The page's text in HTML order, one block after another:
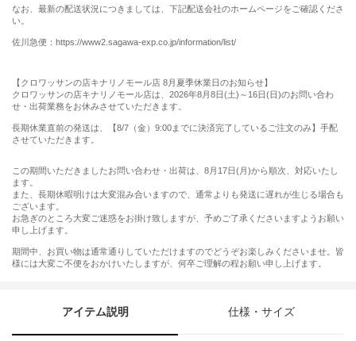
なお、最新の配送状況につきましては、下記配送会社のホームページをご確認くださ
い。
佐川急便：https://www2.sagawa-exp.co.jp/information/list/
【クロワッサンの店キナリノモール店 8月夏季休業日のお知らせ】
クロワッサンの店キナリノモール店は、2026年8月8日(土)～16日(日)のお問い合わ
せ・出荷業務をお休みさせていただきます。
長期休業直前の発送は、【8/7（金）9:00までに決済完了しているご注文のみ】手配
させていただきます。
この期間いただきましたお問い合わせ・出荷は、8月17日(月)から順次、対応いたし
ます。
また、長期休暇明けは大変混み合いますので、通常よりも発送に遅れが生じる場合も
ございます。
お急ぎのところ大変ご迷惑をお掛け致しますが、予めご了承くださいますようお願い
申し上げます。
期間中、お買い物は通常通りしていただけますのでどうぞお楽しみくださいませ。皆
様には大変ご不便をおかけいたしますが、何卒ご理解の程お願い申し上げます。
アイテム説明 仕様・サイズ